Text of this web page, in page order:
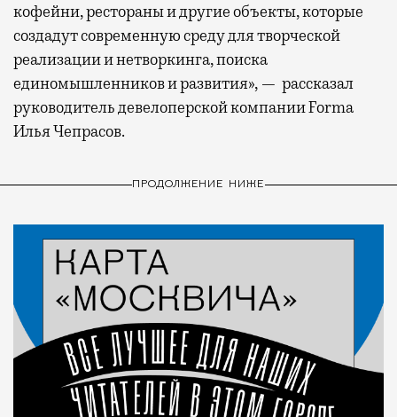
кофейни, рестораны и другие объекты, которые
создадут современную среду для творческой
реализации и нетворкинга, поиска
единомышленников и развития», — рассказал
руководитель девелоперской компании Forma
Илья Чепрасов.
ПРОДОЛЖЕНИЕ НИЖЕ